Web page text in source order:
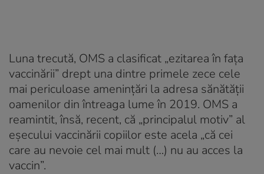
Luna trecută, OMS a clasificat „ezitarea în faţa
vaccinării” drept una dintre primele zece cele
mai periculoase ameninţări la adresa sănătăţii
oamenilor din întreaga lume în 2019. OMS a
reamintit, însă, recent, că „principalul motiv” al
eşecului vaccinării copiilor este acela „că cei
care au nevoie cel mai mult (…) nu au acces la
vaccin”.